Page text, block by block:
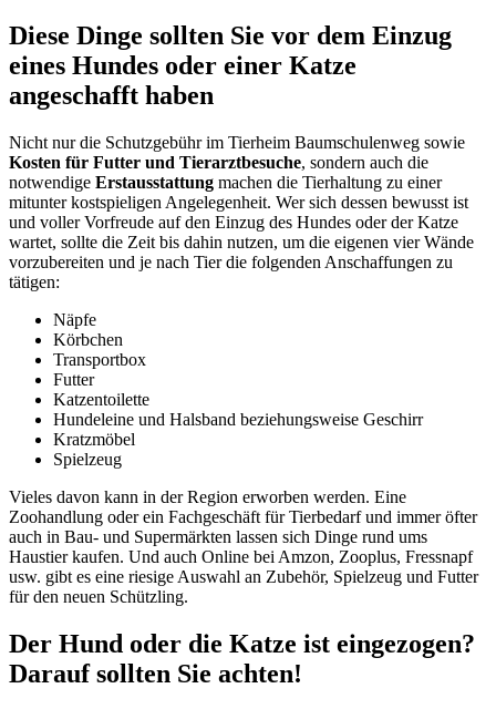
Diese Dinge sollten Sie vor dem Einzug
eines Hundes oder einer Katze
angeschafft haben
Nicht nur die Schutzgebühr im Tierheim Baumschulenweg sowie
Kosten für Futter und Tierarztbesuche, sondern auch die
notwendige Erstausstattung machen die Tierhaltung zu einer
mitunter kostspieligen Angelegenheit. Wer sich dessen bewusst ist
und voller Vorfreude auf den Einzug des Hundes oder der Katze
wartet, sollte die Zeit bis dahin nutzen, um die eigenen vier Wände
vorzubereiten und je nach Tier die folgenden Anschaffungen zu
tätigen:
Näpfe
Körbchen
Transportbox
Futter
Katzentoilette
Hundeleine und Halsband beziehungsweise Geschirr
Kratzmöbel
Spielzeug
Vieles davon kann in der Region erworben werden. Eine
Zoohandlung oder ein Fachgeschäft für Tierbedarf und immer öfter
auch in Bau- und Supermärkten lassen sich Dinge rund ums
Haustier kaufen. Und auch Online bei Amzon, Zooplus, Fressnapf
usw. gibt es eine riesige Auswahl an Zubehör, Spielzeug und Futter
für den neuen Schützling.
Der Hund oder die Katze ist eingezogen?
Darauf sollten Sie achten!